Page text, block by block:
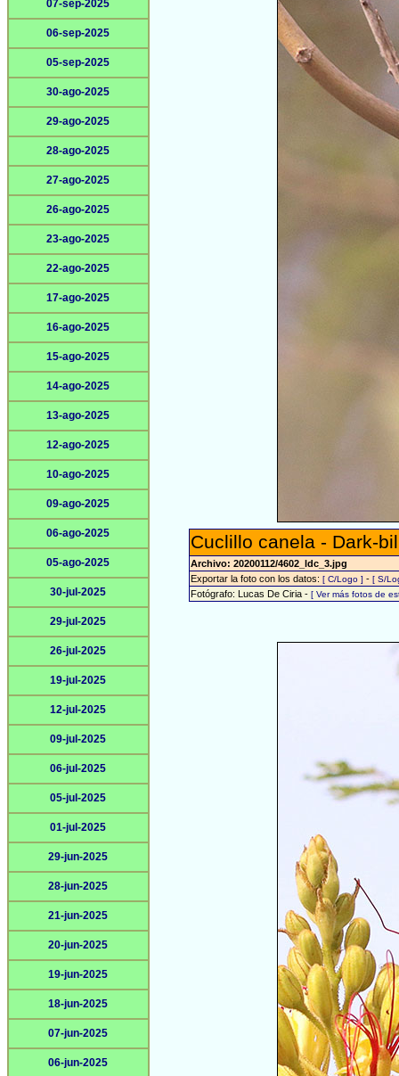
07-sep-2025
06-sep-2025
05-sep-2025
30-ago-2025
29-ago-2025
28-ago-2025
27-ago-2025
26-ago-2025
23-ago-2025
22-ago-2025
17-ago-2025
16-ago-2025
15-ago-2025
14-ago-2025
13-ago-2025
12-ago-2025
10-ago-2025
09-ago-2025
06-ago-2025
05-ago-2025
30-jul-2025
29-jul-2025
26-jul-2025
19-jul-2025
12-jul-2025
09-jul-2025
06-jul-2025
05-jul-2025
01-jul-2025
29-jun-2025
28-jun-2025
21-jun-2025
20-jun-2025
19-jun-2025
18-jun-2025
07-jun-2025
06-jun-2025
Cuclillo canela - Dark-
Archivo: 20200112/4602_ldc_3.jpg
Exportar la foto con los datos:[ C/Logo ] -[ S/
Fotógrafo: Lucas De Ciria -[ Ver más fotos de